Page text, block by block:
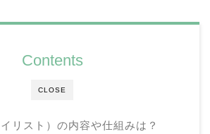
CLOSE
Contents
リスト）の内容や仕組みは？